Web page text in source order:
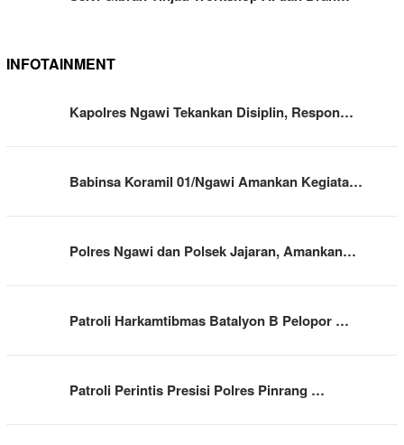
INFOTAINMENT
Kapolres Ngawi Tekankan Disiplin, Respon…
Babinsa Koramil 01/Ngawi Amankan Kegiata…
Polres Ngawi dan Polsek Jajaran, Amankan…
Patroli Harkamtibmas Batalyon B Pelopor …
Patroli Perintis Presisi Polres Pinrang …